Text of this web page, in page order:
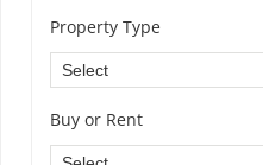
Property Type
Buy or Rent